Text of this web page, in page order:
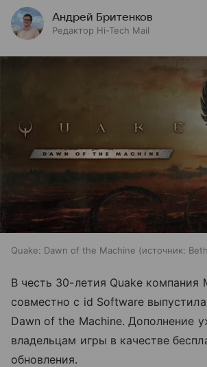
Андрей Бритенков
Редактор Hi-Tech Mail
Quake: Dawn of the Machine источник:
В честь 30-летия Quake компания
совместно с id Software
Dawn of the Machine. Дополнение
владельцам игры в качестве
обновления.